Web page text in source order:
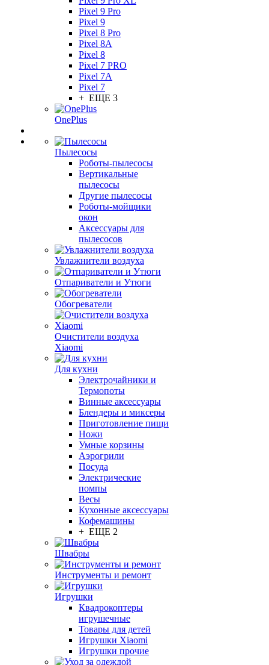
Pixel 9 Pro
Pixel 9
Pixel 8 Pro
Pixel 8A
Pixel 8
Pixel 7 PRO
Pixel 7A
Pixel 7
+ ЕЩЕ 3
OnePlus
Пылесосы
Роботы-пылесосы
Вертикальные
пылесосы
Другие пылесосы
Роботы-мойщики
окон
Аксессуары для
пылесосов
Увлажнители воздуха
Отпариватели и Утюги
Обогреватели
Очистители воздуха
Xiaomi
Для кухни
Электрочайники и
Термопоты
Винные аксессуары
Блендеры и миксеры
Приготовление пищи
Ножи
Умные корзины
Аэрогрили
Посуда
Электрические
помпы
Весы
Кухонные аксессуары
Кофемашины
+ ЕЩЕ 2
Швабры
Инструменты и ремонт
Игрушки
Квадрокоптеры
игрушечные
Товары для детей
Игрушки Xiaomi
Игрушки прочие